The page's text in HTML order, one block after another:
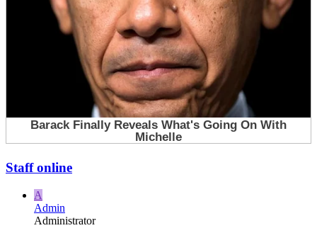
Staff online
A
Admin
Administrator